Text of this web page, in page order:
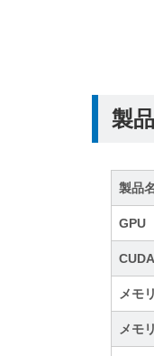
製
製品
GPU
メモリ
メモ